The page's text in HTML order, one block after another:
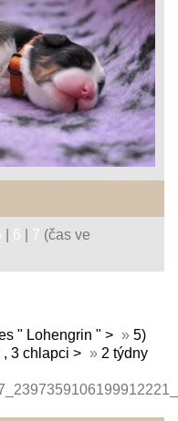
6 7 (čas ve
" Lohengrin " » 5)
, 3 chlapci
» 2 týdny